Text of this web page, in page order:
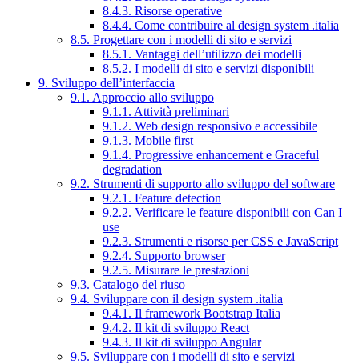
8.4.3. Risorse operative
8.4.4. Come contribuire al design system .italia
8.5. Progettare con i modelli di sito e servizi
8.5.1. Vantaggi dell’utilizzo dei modelli
8.5.2. I modelli di sito e servizi disponibili
9. Sviluppo dell’interfaccia
9.1. Approccio allo sviluppo
9.1.1. Attività preliminari
9.1.2. Web design responsivo e accessibile
9.1.3. Mobile first
9.1.4. Progressive enhancement e Graceful
degradation
9.2. Strumenti di supporto allo sviluppo del software
9.2.1. Feature detection
9.2.2. Verificare le feature disponibili con Can I
use
9.2.3. Strumenti e risorse per CSS e JavaScript
9.2.4. Supporto browser
9.2.5. Misurare le prestazioni
9.3. Catalogo del riuso
9.4. Sviluppare con il design system .italia
9.4.1. Il framework Bootstrap Italia
9.4.2. Il kit di sviluppo React
9.4.3. Il kit di sviluppo Angular
9.5. Sviluppare con i modelli di sito e servizi